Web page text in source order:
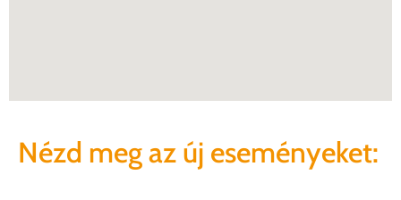
Nézd meg az új eseményeket: